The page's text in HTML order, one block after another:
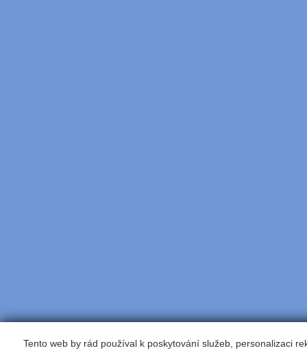
Tento web by rád používal k poskytování služeb, personalizaci